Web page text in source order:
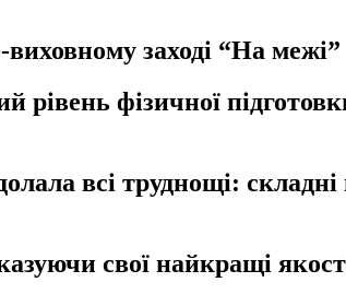
заході “На межі”
фізичної
всі труднощі:
свої найкращі